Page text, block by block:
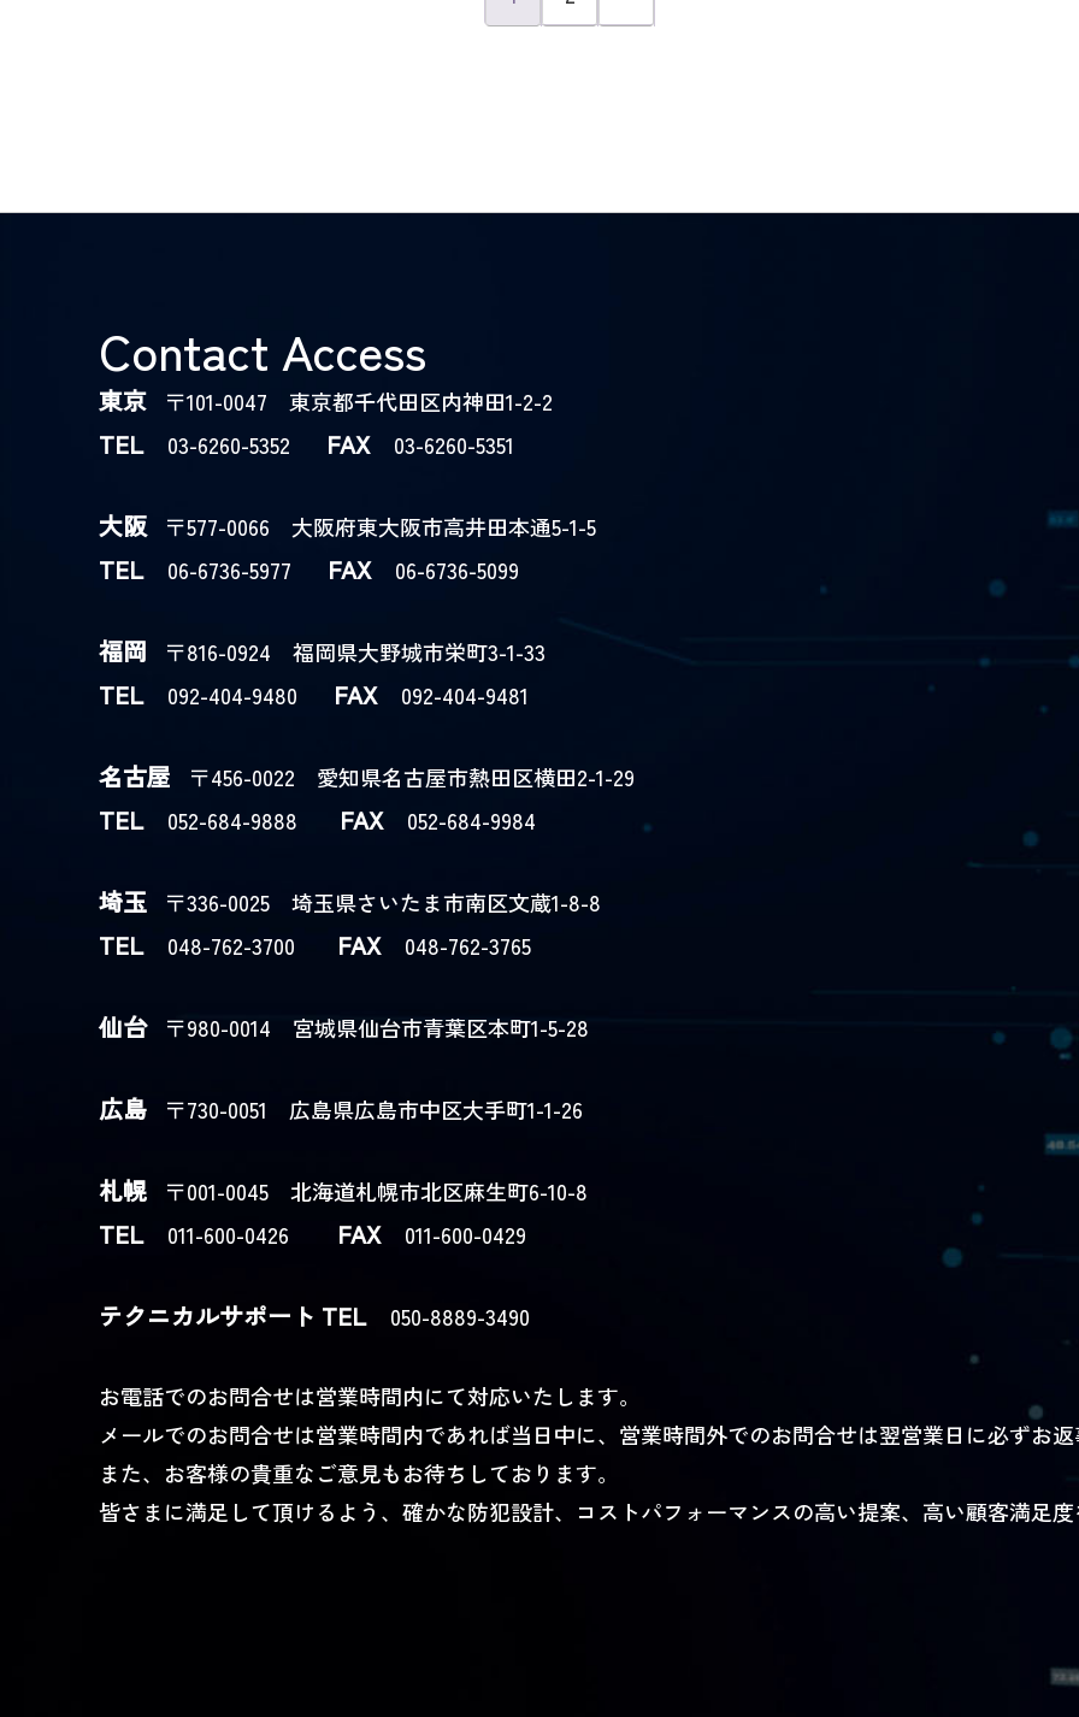
Contact Access
東京 〒101-0047 東京都千代田区内神田1-2-2
TEL03-6260-5352 FAX03-6260-5351
大阪 〒577-0066 大阪府東大阪市高井田本通5-1-5
TEL06-6736-5977 FAX06-6736-5099
福岡 〒816-0924 福岡県大野城市栄町3-1-33
TEL092-404-9480 FAX092-404-9481
名古屋 〒456-0022 愛知県名古屋市熱田区横田2-1-29
TEL052-684-9888 FAX052-684-9984
埼玉 〒336-0025 埼玉県さいたま市南区文蔵1-8-8
TEL048-762-3700 FAX048-762-3765
仙台 〒980-0014 宮城県仙台市青葉区本町1-5-28
広島 〒730-0051 広島県広島市中区大手町1-1-26
札幌 〒001-0045 北海道札幌市北区麻生町6-10-8
TEL011-600-0426 FAX011-600-0429
テクニカルサポート TEL050-8889-3490
お電話でのお問合せは営業時間内にて対応いたします。
メールでのお問合せは営業時間内であれば当日中に、営業時間外でのお問合せは翌営業日に必ずお
また、お客様の貴重なご意見もお待ちしております。
皆さまに満足して頂けるよう、確かな防犯設計、コストパフォーマンスの高い提案、高い顧客満足